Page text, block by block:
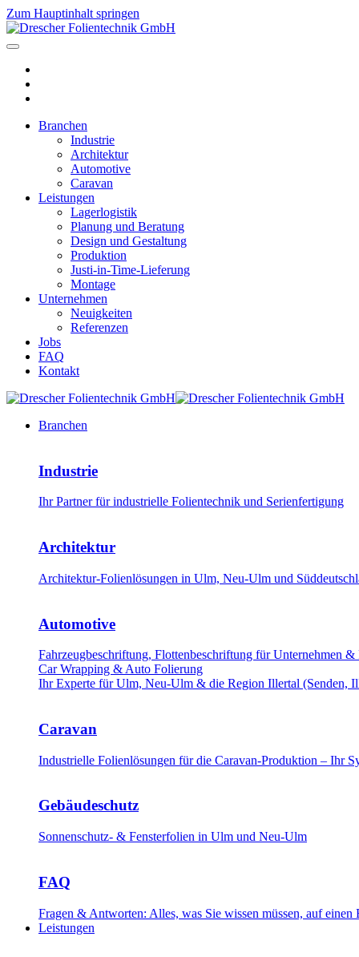
Zum Hauptinhalt springen
Branchen
Industrie
Architektur
Automotive
Caravan
Leistungen
Lagerlogistik
Planung und Beratung
Design und Gestaltung
Produktion
Justi-in-Time-Lieferung
Montage
Unternehmen
Neuigkeiten
Referenzen
Jobs
FAQ
Kontakt
Branchen
Industrie
Ihr Partner für industrielle Folientechnik und Serienfertigung
Architektur
Architektur-Folienlösungen in Ulm, Neu-Ulm und
Automotive
Fahrzeugbeschriftung, Flottenbeschriftung für Unternehmen &
Car Wrapping & Auto Folierung
Ihr Experte für Ulm, Neu-Ulm & die Region Illertal (Senden,
Caravan
Industrielle Folienlösungen für die Caravan-Produktion – Ihr
Gebäudeschutz
Sonnenschutz- & Fensterfolien in Ulm und Neu-Ulm
FAQ
Fragen & Antworten: Alles, was Sie wissen müssen, auf einen
Leistungen